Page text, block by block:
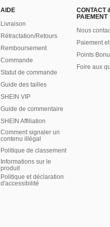
AIDE
Livraison
Rétractation/Retours
Remboursement
Commande
Statut de commande
Guide des tailles
SHEIN VIP
Guide de commentaire
SHEIN Affiliation
Comment signaler un
contenu illégal
Politique de classement
Informations sur le
produit
Politique et déclaration
d'accessibilité
CONTACT
PAIEMENT
Nous
Paiement
Points
Foire aux